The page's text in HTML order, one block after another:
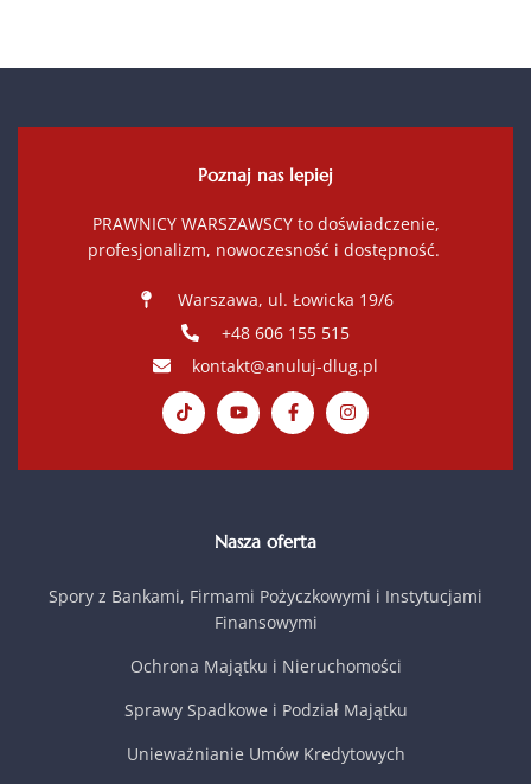
Poznaj nas lepiej
PRAWNICY WARSZAWSCY to doświadczenie,
profesjonalizm, nowoczesność i dostępność.
Warszawa, ul. Łowicka 19/6
+48 606 155 515
kontakt@anuluj-dlug.pl
Nasza oferta
Spory z Bankami, Firmami Pożyczkowymi i Instytucjami
Finansowymi
Ochrona Majątku i Nieruchomości
Sprawy Spadkowe i Podział Majątku
Unieważnianie Umów Kredytowych